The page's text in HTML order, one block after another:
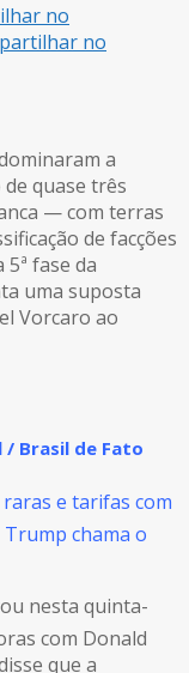
no
no
a
quase três
— com terras
de facções
fase da
uma suposta
Vorcaro ao
/ Brasil de Fato
e tarifas com
chama o
nesta quinta-
com Donald
que a